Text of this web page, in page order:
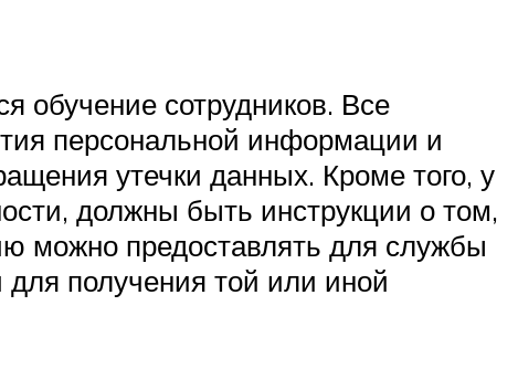
обучение сотрудников. Все
персональной информации и
утечки данных. Кроме того, у
должны быть инструкции о том,
можно предоставлять для службы
для получения той или иной